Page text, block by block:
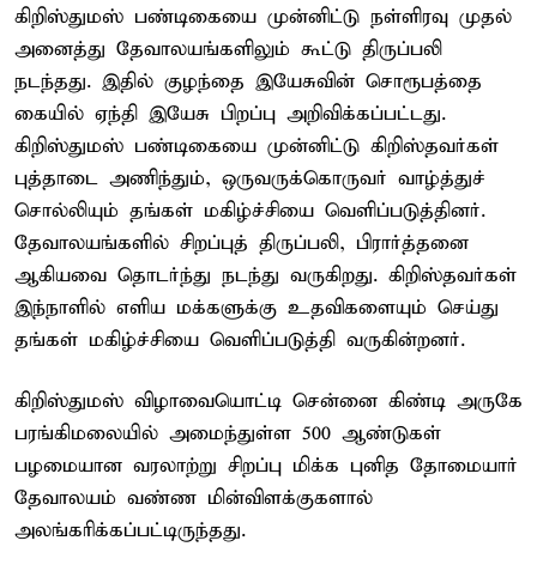
கிறிஸ்துமஸ் பண்டிகையை முன்னிட்டு நள்ளிரவு முதல்
அனைத்து தேவாலயங்களிலும் கூட்டு திருப்பலி
நடந்தது. இதில் குழந்தை இயேசுவின் சொரூபத்தை
கையில் ஏந்தி இயேசு பிறப்பு அறிவிக்கப்பட்டது.
கிறிஸ்துமஸ் பண்டிகையை முன்னிட்டு கிறிஸ்தவர்கள்
புத்தாடை அணிந்தும், ஒருவருக்கொருவர் வாழ்த்துச்
சொல்லியும் தங்கள் மகிழ்ச்சியை வெளிப்படுத்தினர்.
தேவாலயங்களில் சிறப்புத் திருப்பலி, பிரார்த்தனை
ஆகியவை தொடர்ந்து நடந்து வருகிறது. கிறிஸ்தவர்கள்
இந்நாளில் எளிய மக்களுக்கு உதவிகளையும் செய்து
தங்கள் மகிழ்ச்சியை வெளிப்படுத்தி வருகின்றனர்.
கிறிஸ்துமஸ் விழாவையொட்டி சென்னை கிண்டி அருகே
பரங்கிமலையில் அமைந்துள்ள 500 ஆண்டுகள்
பழமையான வரலாற்று சிறப்பு மிக்க புனித தோமையார்
தேவாலயம் வண்ண மின்விளக்குகளால்
அலங்கரிக்கப்பட்டிருந்தது.